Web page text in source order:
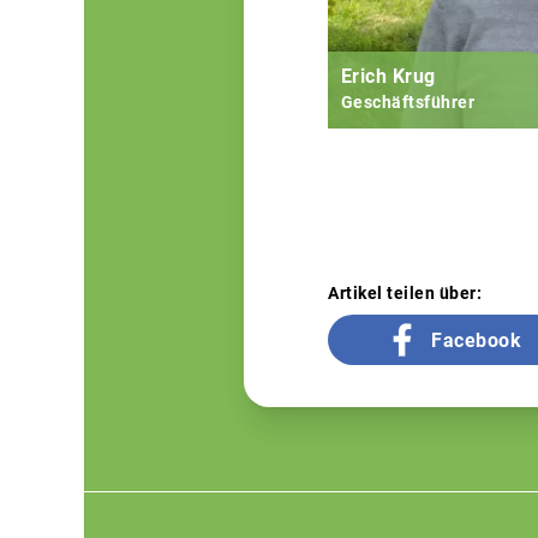
Erich Krug
Geschäftsführer
Artikel teilen über:
Facebook